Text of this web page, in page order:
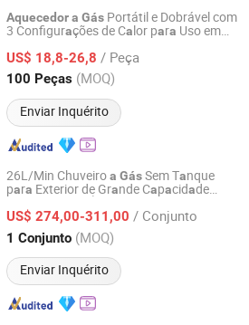
Aquecedora Gás Portátil e Dobrável com
3 Configurações de Calor para Uso em
US$ 18,8-26,8 / Peça
100 Peças (MOQ)
Enviar Inquérito
Appliances Co., Ltd.
Desde 2026
26L/Min Chuveiroa GásSem Tanque
para Exterior de Grande Capacidade
Prop ano
US$ 274,00-311,00 / Conjunto
1 Conjunto (MOQ)
Enviar Inquérito
Technology Co., Ltd
Desde 2025